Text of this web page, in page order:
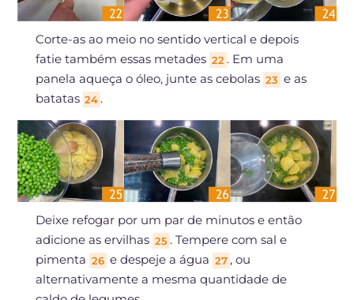
Corte-as ao meio no sentido vertical e depois
fatie também essas metades 22 . Em uma
panela aqueça o óleo, junte as cebolas 23 e as
batatas 24 .
Deixe refogar por um par de minutos e então
adicione as ervilhas 25 . Tempere com sal e
pimenta 26 e despeje a água 27 , ou
alternativamente a mesma quantidade de